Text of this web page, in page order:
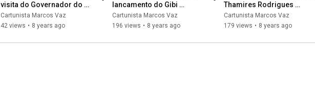
visita do Governador do
Rotary
Cartunista Marcos Vaz
42 views • 8 years ago
lancamento do Gibi
Umuaraminha
#unidospelacura
Cartunista Marcos Vaz
196 views • 8 years ago
Thamires Rodrigues
Programa Nossa Casa 2017
Cartunista Marcos Vaz
179 views • 8 years ago